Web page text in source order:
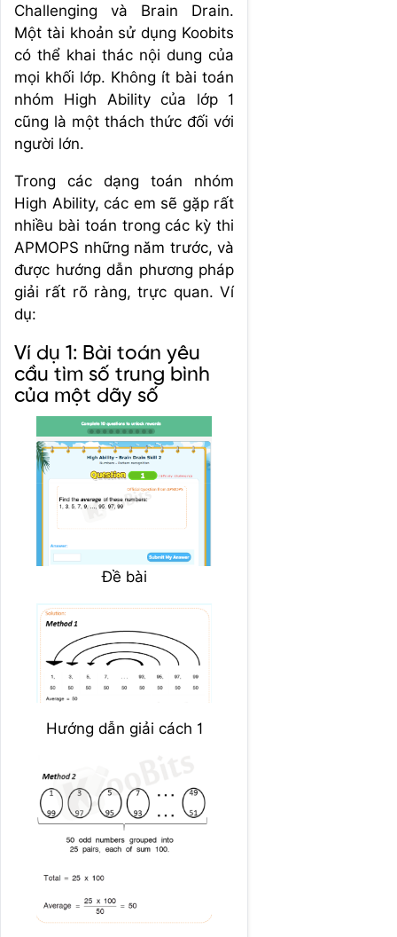
Challenging và Brain Drain.
Một tài khoản sử dụng Koobits
có thể khai thác nội dung của
mọi khối lớp. Không ít bài toán
nhóm High Ability của lớp 1
cũng là một thách thức đối với
người lớn.
Trong các dạng toán nhóm
High Ability, các em sẽ gặp rất
nhiều bài toán trong các kỳ thi
APMOPS những năm trước, và
được hướng dẫn phương pháp
giải rất rõ ràng, trực quan. Ví
dụ:
Ví dụ 1: Bài toán yêu
cầu tìm số trung bình
của một dãy số
Đề bài
Hướng dẫn giải cách 1